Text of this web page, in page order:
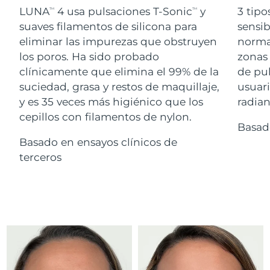
LUNATM 4 usa pulsaciones T-SonicTM
y
suaves filamentos de silicona para
eliminar las impurezas que obstruyen
los poros. Ha sido probado
clínicamente que elimina el 99% de la
suciedad, grasa y restos de maquillaje,
y es 35 veces más higiénico que los
cepillos con filamentos de nylon.
Basado en ensayos clínicos de
terceros
3
de
For healthy hair
18% PAP
Cosméticos Hombres
Comprar todo
FOREO APP
Israel Entrega prevista 14/8/26
Italia Entrega prevista 10/8/26
Japón Entrega prevista 13/8/26
Jersey Entrega prevista 15/8/26
12/8/26
Kuwait
Lituania Entrega prevista10/8/26